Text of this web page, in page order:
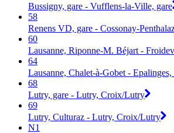
Bussigny, gare - Vufflens-la-Ville, gare
58
Renens VD, gare - Cossonay-
60
Lausanne, Riponne-M. Béjart -
64
Lausanne, Chalet-à-Gobet - Epalinges,
68
Lutry, gare - Lutry, Croix/Lutry
69
Lutry, Culturaz - Lutry, Croix/Lutry
N1